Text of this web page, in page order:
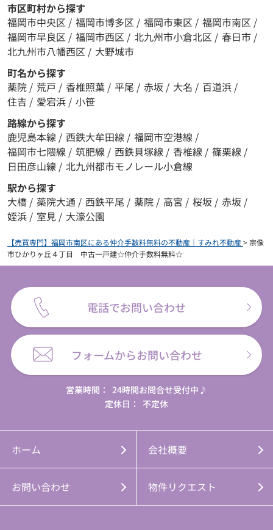
市区町村から探す
福岡市中央区 / 福岡市博多区 / 福岡市東区 / 福岡市南区 /
福岡市早良区 / 福岡市西区 / 北九州市小倉北区 / 春日市 /
北九州市八幡西区 / 大野城市
町名から探す
薬院 / 荒戸 / 香椎照葉 / 平尾 / 赤坂 / 大名 / 百道浜 /
住吉 / 愛宕浜 / 小笹
路線から探す
鹿児島本線 / 西鉄大牟田線 / 福岡市空港線 /
福岡市七隈線 / 筑肥線 / 西鉄貝塚線 / 香椎線 / 篠栗線 /
日田彦山線 / 北九州都市モノレール小倉線
駅から探す
大橋 / 薬院大通 / 西鉄平尾 / 薬院 / 高宮 / 桜坂 / 赤坂 /
姪浜 / 室見 / 大濠公園
【売買専門】福岡市南区にある仲介手数料無料の不動産｜すみれ不動産>宗像
市ひかりヶ丘４丁目 中古一戸建☆仲介手数料無料☆
電話でお問い合わせ
フォームからお問い合わせ
営業時間：
24時間お問合せ受付中♪
定休日：
不定休
ホーム 会社概要
お問い合わせ 物件リクエスト